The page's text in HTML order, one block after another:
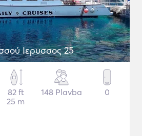
Ναυπηγείο Ιερισσού Ιερυσσος 25
82 ft
25 m
148 Plavba 0